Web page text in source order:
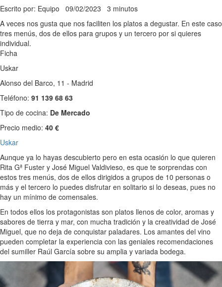
Escrito por: Equipo 09/02/2023 3 minutos
A veces nos gusta que nos faciliten los platos a degustar. En este caso
tres menús, dos de ellos para grupos y un tercero por si quieres
individual.
Ficha
Uskar
Alonso del Barco, 11 - Madrid
Teléfono: 91 139 68 63
Tipo de cocina: De Mercado
Precio medio: 40 €
Uskar
Aunque ya lo hayas descubierto pero en esta ocasión lo que quieren
Rita Gª Fuster y José Miguel Valdivieso, es que te sorprendas con
estos tres menús, dos de ellos dirigidos a grupos de 10 personas o
más y el tercero lo puedes disfrutar en solitario si lo deseas, pues no
hay un mínimo de comensales.
En todos ellos los protagonistas son platos llenos de color, aromas y
sabores de tierra y mar, con mucha tradición y la creatividad de José
Miguel, que no deja de conquistar paladares. Los amantes del vino
pueden completar la experiencia con las geniales recomendaciones
del sumiller Raúl García sobre su amplia y variada bodega.